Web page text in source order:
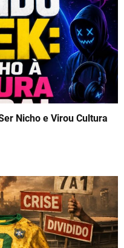
Nicho e Virou Cultura